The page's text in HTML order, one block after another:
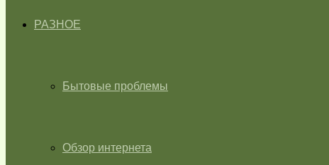
РАЗНОЕ
Бытовые проблемы
Обзор интернета